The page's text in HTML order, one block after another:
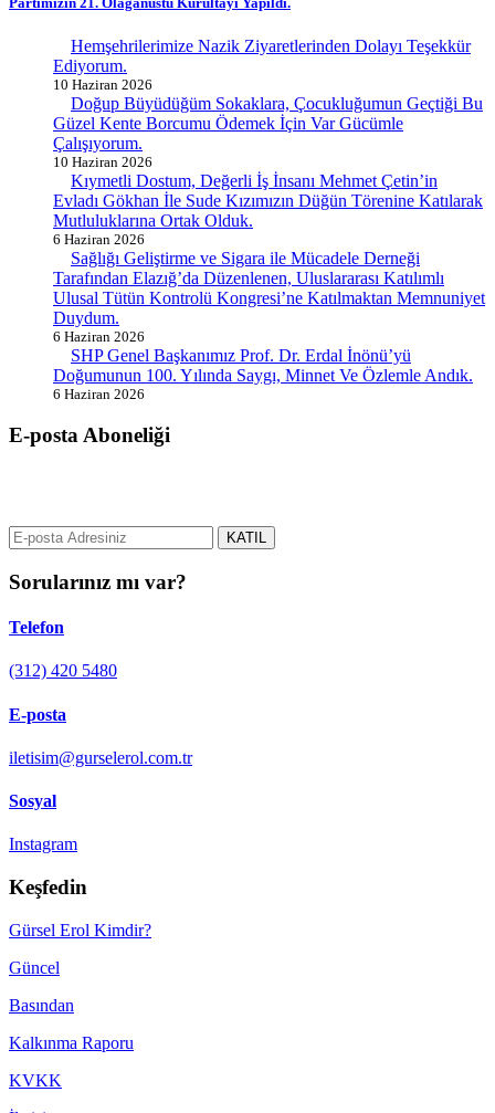
Hemşehrilerimize Nazik Ziyaretlerinden Dolayı Teşekkür
Ediyorum.
10 Haziran 2026
Doğup Büyüdüğüm Sokaklara, Çocukluğumun Geçtiği Bu
Güzel Kente Borcumu Ödemek İçin Var Gücümle
Çalışıyorum.
10 Haziran 2026
Kıymetli Dostum, Değerli İş İnsanı Mehmet Çetin’in
Evladı Gökhan İle Sude Kızımızın Düğün Törenine Katılarak
Mutluluklarına Ortak Olduk.
6 Haziran 2026
Sağlığı Geliştirme ve Sigara ile Mücadele Derneği
Tarafından Elazığ’da Düzenlenen, Uluslararası Katılımlı
Ulusal Tütün Kontrolü Kongresi’ne Katılmaktan Memnuniyet
Duydum.
6 Haziran 2026
SHP Genel Başkanımız Prof. Dr. Erdal İnönü’yü
Doğumunun 100. Yılında Saygı, Minnet Ve Özlemle Andık.
6 Haziran 2026
E-posta Aboneliği
KATIL
Sorularınız mı var?
Telefon
(312) 420 5480
E-posta
iletisim@gurselerol.com.tr
Sosyal
Instagram
Keşfedin
Gürsel Erol Kimdir?
Güncel
Basından
Kalkınma Raporu
KVKK